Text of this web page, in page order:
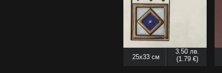
25x33 см
3.50 лв.
(1.79 €)